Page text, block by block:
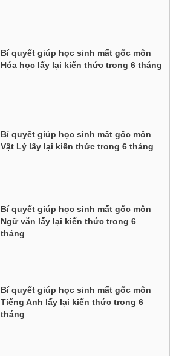
Bí quyết giúp học sinh mất gốc môn
Hóa học lấy lại kiến thức trong 6 tháng
Bí quyết giúp học sinh mất gốc môn
Vật Lý lấy lại kiến thức trong 6 tháng
Bí quyết giúp học sinh mất gốc môn
Ngữ văn lấy lại kiến thức trong 6
tháng
Bí quyết giúp học sinh mất gốc môn
Tiếng Anh lấy lại kiến thức trong 6
tháng